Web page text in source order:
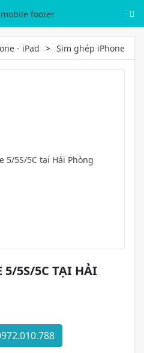
- iPad Sim ghép iPhone
5/5S/5C TẠI HẢI